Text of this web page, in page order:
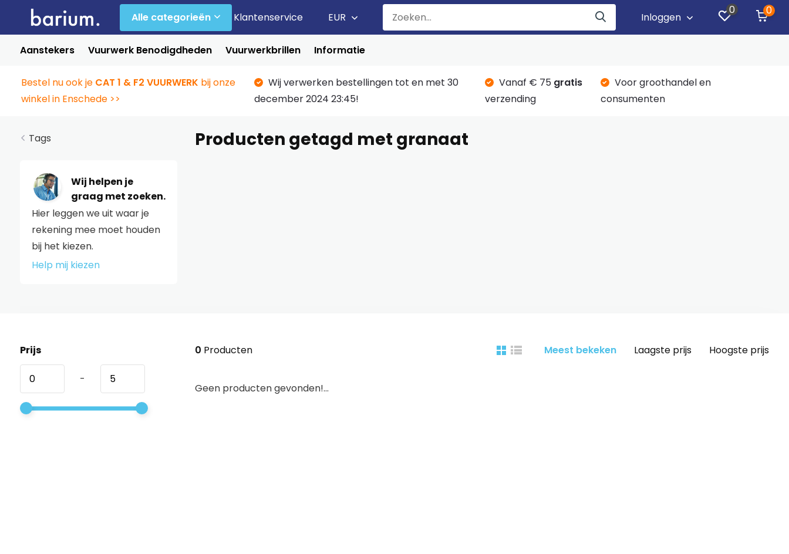
Alle categorieën Klantenservice EUR Inloggen
0 0
Aanstekers Vuurwerk Benodigdheden Vuurwerkbrillen Informatie
Bestel nu ook je CAT 1 & F2 VUURWERK bij onze
winkel in Enschede >>
Wij verwerken bestellingen tot en met 30
december 2024 23:45!
Vanaf € 75 gratis
verzending
Voor groothandel en
consumenten
Tags
Wij helpen je
graag met zoeken.
Hier leggen we uit waar je
rekening mee moet houden
bij het kiezen.
Help mij kiezen
Producten getagd met granaat
Prijs
-
0 Producten Meest bekeken Laagste prijs Hoogste prijs
Geen producten gevonden!...